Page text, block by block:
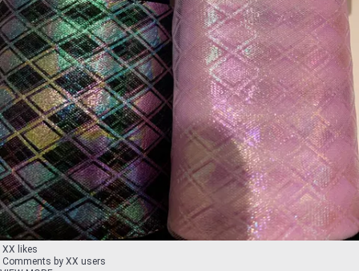
XX likes
Comments by XX users